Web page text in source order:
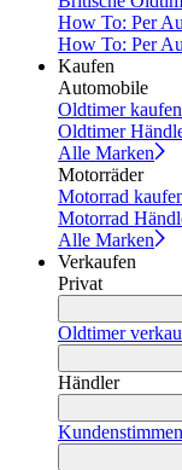
How To: Per
How To: Per
Kaufen
Automobile
Oldtimer kaufen
Oldtimer
Alle Marken
Motorräder
Motorrad
Motorrad
Alle Marken
Verkaufen
Privat
Oldtimer
Händler
Kundenstimmen